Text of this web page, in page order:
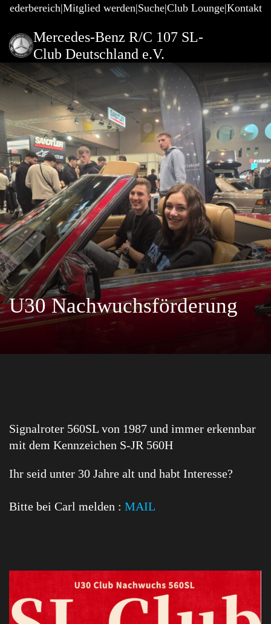
Mitglied werden Suche Club Lounge Kontakt
Mercedes-Benz R/C 107 SL-
Club Deutschland e.V.
U30 Nachwuchsförderung
Signalroter 560SL von 1987 und immer erkennbar
mit dem Kennzeichen S-JR 560H
Ihr seid unter 30 Jahre alt und habt Interesse?
Bitte bei Carl melden : MAIL